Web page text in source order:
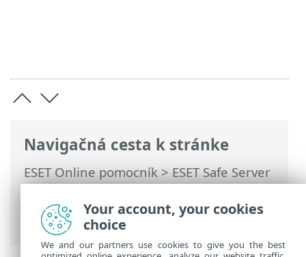
Navigačná cesta k stránke
ESET Online pomocník>ESET Safe Server
>Práca s programom ESET Safe Server>
Rozšírené nastavenia>Oznámenia>
Interaktívne upozornenia
Your account, your cookies
choice
We and our partners use cookies to give you the best